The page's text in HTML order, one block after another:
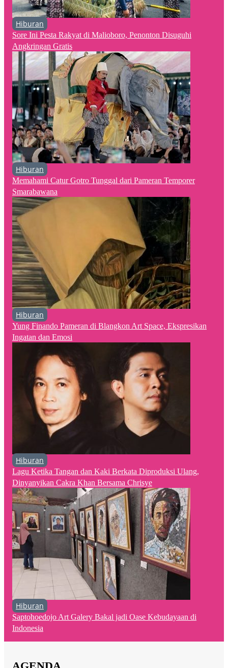
Hiburan
Sore Ini Pesta Rakyat di Malioboro, Penonton Disuguhi
Angkringan Gratis
Hiburan
Memahami Catur Gotro Tunggal dari Pameran Temporer
Smarabawana
Hiburan
Yung Finando Pameran di Blangkon Art Space, Ekspresikan
Ingatan dan Emosi
Hiburan
Lagu Ketika Tangan dan Kaki Berkata Diproduksi Ulang,
Dinyanyikan Cakra Khan Bersama Chrisye
Hiburan
Saptohoedojo Art Galery Bakal jadi Oase Kebudayaan di
Indonesia